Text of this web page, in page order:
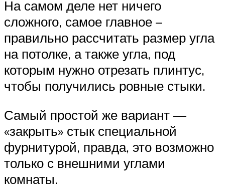
На самом деле нет ничего
сложного, самое главное –
правильно рассчитать размер угла
на потолке, а также угла, под
которым нужно отрезать плинтус,
чтобы получились ровные стыки.
Самый простой же вариант —
«закрыть» стык специальной
фурнитурой, правда, это возможно
только с внешними углами
комнаты.